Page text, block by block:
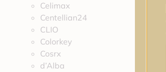
Celimax
Centellian24
CLIO
Colorkey
Cosrx
d’Alba